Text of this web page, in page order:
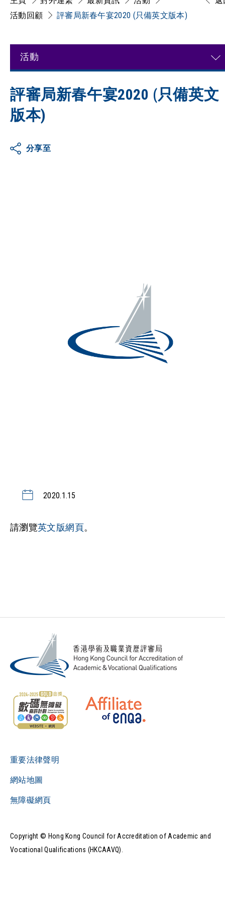
活動回顧
評審局新春午宴2020 (只備英文版本)
活動
評審局新春午宴2020 (只備英文
版本)
分享至
2020.1.15
請瀏覽英文版網頁。
重要法律聲明
網站地圖
無障礙網頁
Copyright © Hong Kong Council for Accreditation of Academic and
Vocational Qualifications (HKCAAVQ).